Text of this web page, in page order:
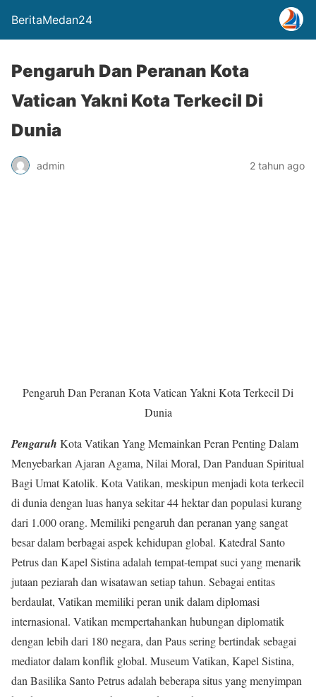
BeritaMedan24
Pengaruh Dan Peranan Kota
Vatican Yakni Kota Terkecil Di
Dunia
admin 2 tahun ago
Pengaruh Dan Peranan Kota Vatican Yakni Kota Terkecil Di
Dunia
Pengaruh Kota Vatikan Yang Memainkan Peran Penting Dalam
Menyebarkan Ajaran Agama, Nilai Moral, Dan Panduan Spiritual
Bagi Umat Katolik. Kota Vatikan, meskipun menjadi kota terkecil
di dunia dengan luas hanya sekitar 44 hektar dan populasi kurang
dari 1.000 orang. Memiliki pengaruh dan peranan yang sangat
besar dalam berbagai aspek kehidupan global. Katedral Santo
Petrus dan Kapel Sistina adalah tempat-tempat suci yang menarik
jutaan peziarah dan wisatawan setiap tahun. Sebagai entitas
berdaulat, Vatikan memiliki peran unik dalam diplomasi
internasional. Vatikan mempertahankan hubungan diplomatik
dengan lebih dari 180 negara, dan Paus sering bertindak sebagai
mediator dalam konflik global. Museum Vatikan, Kapel Sistina,
dan Basilika Santo Petrus adalah beberapa situs yang menyimpan